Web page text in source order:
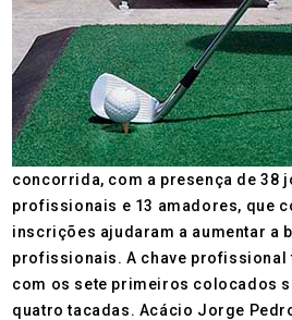
concorrida, com a presença de 38
profissionais e 13 amadores, que
inscrições ajudaram a aumentar a
profissionais. A chave profissional
com os sete primeiros colocados
quatro tacadas. Acácio Jorge